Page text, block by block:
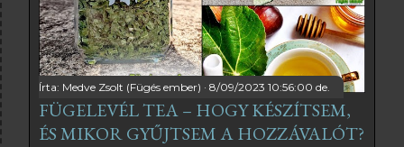
kimondottan különleges íze van, ami vagy ízleni fog,
vagy nem. Nekem nagyon ízlik, kimondottan frissítő
hideg szódával, szó...
Írta: Medve Zsolt (Fügés ember) 8/09/2023 10:56:00 de.
FÜGELEVÉL TEA – HOGY KÉSZÍTSEM,
ÉS MIKOR GYŰJTSEM A HOZZÁVALÓT?